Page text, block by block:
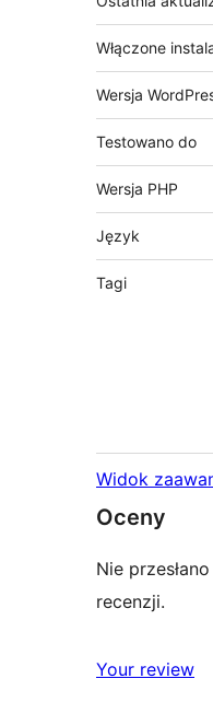
Włączone
Wersja
Testowano do
Wersja PHP
Język
Tagi
Widok
Oceny
Nie
recenzji.
Your review